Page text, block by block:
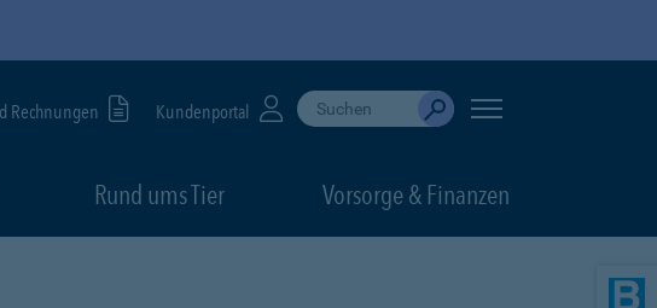
Rechnungen Kundenportal Suche durchführen
When autocomplete results are available, use
Absenden
Rund ums Tier Vorsorge & Finanzen